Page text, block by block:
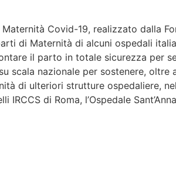
Covid-19, realizzato dalla
di Maternità di alcuni ospedali
il parto in totale sicurezza per
scala nazionale per sostenere, oltre
di ulteriori strutture ospedaliere,
di Roma, l’Ospedale